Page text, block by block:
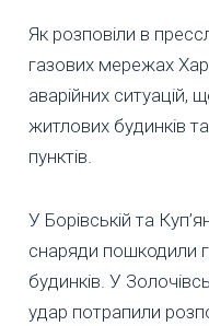
Як розповіли в
газових мережах
аварійних ситуацій,
житлових будинків
пунктів.
У Борівській та
снаряди пошкодили
будинків. У
удар потрапили